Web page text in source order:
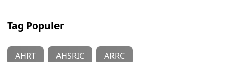
Tag Populer
AHRT AHSRIC ARRC